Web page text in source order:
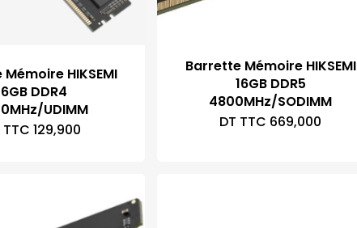
HIKSEMI
DDR4
UDIMM
TTC 129,900
Barrette Mémoire HIKSEMI
16GB DDR5
4800MHz/SODIMM
DT TTC 669,000